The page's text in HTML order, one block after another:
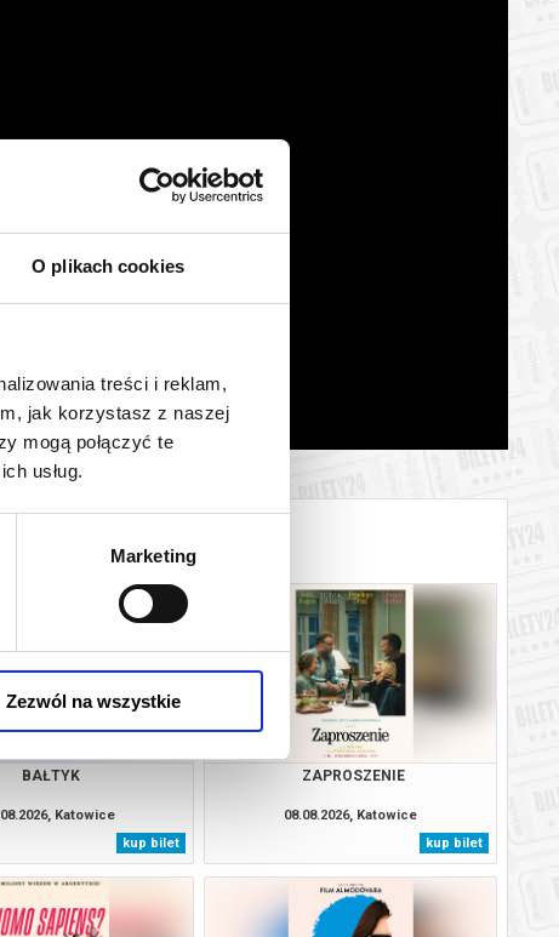
O plikach cookies
treści i reklam,
jak korzystasz z naszej
mogą połączyć te
usług.
Marketing
Zezwól na wszystkie
BAŁTYK
Katowice
kup bilet
ZAPROSZENIE
08.08.2026, Katowice
kup bilet